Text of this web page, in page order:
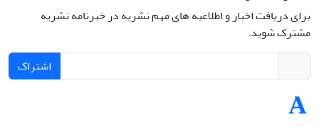
برای دریافت اخبار و اطلاعیه های مهم نشریه در خبرنامه نشریه
مشترک شوید.
اشتراک